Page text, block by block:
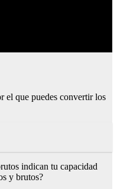
el que puedes convertir los
indican tu capacidad
y brutos?